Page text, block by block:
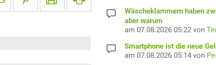
Wäscheklammern haben
aber warum
am 07.08.2026 05:22 von
Smartphone ist die neue
am 07.08.2026 05:14 von